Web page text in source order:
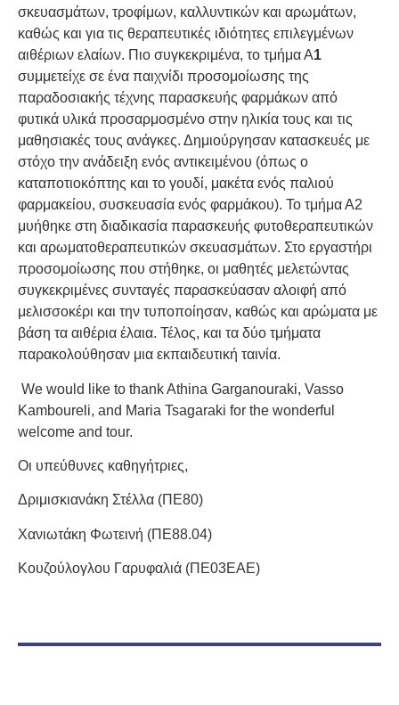
σκευασμάτων, τροφίμων, καλλυντικών και αρωμάτων,
καθώς και για τις θεραπευτικές ιδιότητες επιλεγμένων
αιθέριων ελαίων. Πιο συγκεκριμένα, το τμήμα Α1
συμμετείχε σε ένα παιχνίδι προσομοίωσης της
παραδοσιακής τέχνης παρασκευής φαρμάκων από
φυτικά υλικά προσαρμοσμένο στην ηλικία τους και τις
μαθησιακές τους ανάγκες. Δημιούργησαν κατασκευές με
στόχο την ανάδειξη ενός αντικειμένου (όπως ο
καταποτιοκόπτης και το γουδί, μακέτα ενός παλιού
φαρμακείου, συσκευασία ενός φαρμάκου). Το τμήμα Α2
μυήθηκε στη διαδικασία παρασκευής φυτοθεραπευτικών
και αρωματοθεραπευτικών σκευασμάτων. Στο εργαστήρι
προσομοίωσης που στήθηκε, οι μαθητές μελετώντας
συγκεκριμένες συνταγές παρασκεύασαν αλοιφή από
μελισσοκέρι και την τυποποίησαν, καθώς και αρώματα με
βάση τα αιθέρια έλαια. Τέλος, και τα δύο τμήματα
παρακολούθησαν μια εκπαιδευτική ταινία.
We would like to thank Athina Garganouraki, Vasso
Kamboureli, and Maria Tsagaraki for the wonderful
welcome and tour.
Οι υπεύθυνες καθηγήτριες,
Δριμισκιανάκη Στέλλα (ΠΕ80)
Χανιωτάκη Φωτεινή (ΠΕ88.04)
Κουζούλογλου Γαρυφαλιά (ΠΕ03ΕΑΕ)